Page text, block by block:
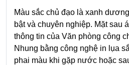
Màu sắc chủ đạo là xanh
bật và chuyên nghiệp. Mặt sau
thông tin của Văn phòng công
Nhung bằng công nghệ in lụa
phai màu khi gặp nước hoặc